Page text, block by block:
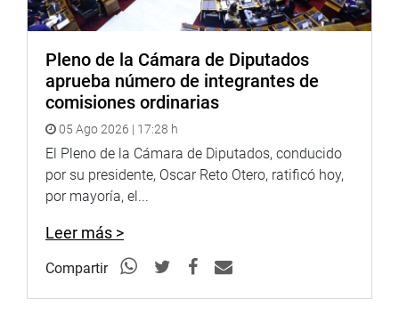
solucionar sus principales problemáticas, tal como ocurre
infraestructura se encuentra deteriorada y sus
instalaciones infestado de roedores.
Pleno de la Cámara de Diputados
aprueba número de integrantes de
comisiones ordinarias
05 Ago 2026 | 17:28 h
El Pleno de la Cámara de Diputados, conducido
por su presidente, Oscar Reto Otero, ratificó hoy,
por mayoría, el...
Leer más >
Compartir